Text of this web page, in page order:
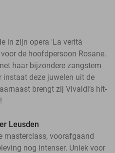
in zijn opera 'La verità
voor de hoofdpersoon Rosane.
haar bijzondere zangstem
instaat deze juwelen uit de
brengt zij Vivaldi’s hit-
Leusden
masterclass, voorafgaand
nog intenser. Uniek voor